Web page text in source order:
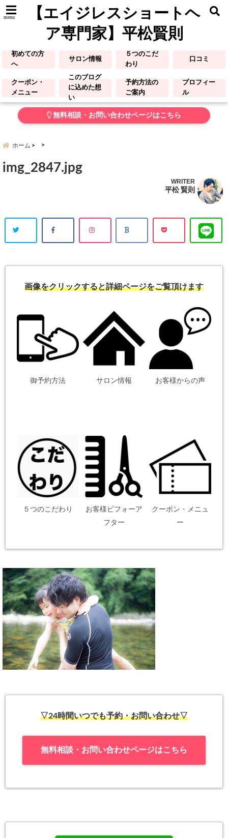
menu
【エイジレスショートヘ
ア専門家】平松賢則
初めての方
へ
サロン情報
５つのこだ
わり
口コミ
クーポン・
メニュー
このブログ
に込めた想
い
予約方法の
ご案内
プロフィー
ル
無料相談・お問い合わせページはこちら
ホーム
img_2847.jpg
WRITER
平松 賢則
画像をクリックすると詳細ページをご覧頂けます
御予約方法 サロン情報 お客様からの声
５つのこだわり
お客様ビフォーア
フター
クーポン・メニュ
ー
▽24時間いつでも予約・お問い合わせ▽
無料相談・お問い合わせページはこちら